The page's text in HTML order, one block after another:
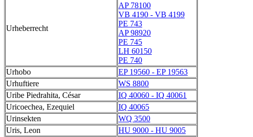
Urheberrecht
AP 78100
VB 4190 - VB 4199
PE 743
AP 98920
PE 745
LH 60150
PE 740
Urhobo
EP 19560 - EP 19563
Urhuftiere
WS 8800
Uribe Piedrahita, César
IQ 40060 - IQ 40061
Uricoechea, Ezequiel
IQ 40065
Urinsekten
WQ 3500
Uris, Leon
HU 9000 - HU 9005